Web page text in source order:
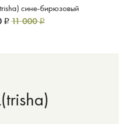
сине-бирюзовый
Р 11 000Р